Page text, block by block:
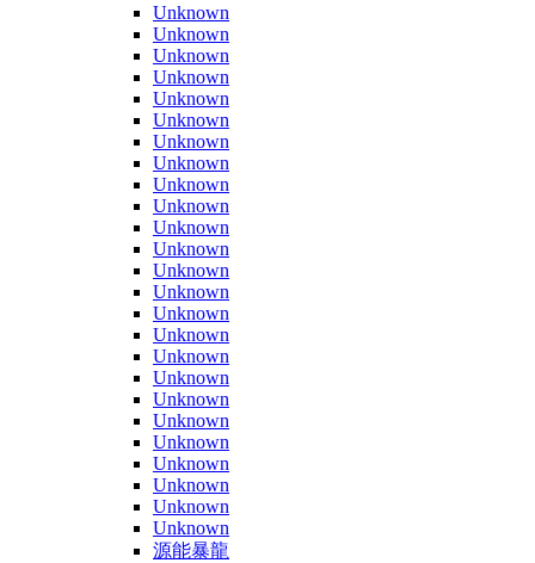
Unknown
Unknown
Unknown
Unknown
Unknown
Unknown
Unknown
Unknown
Unknown
Unknown
Unknown
Unknown
Unknown
Unknown
Unknown
Unknown
Unknown
Unknown
Unknown
Unknown
Unknown
Unknown
Unknown
Unknown
Unknown
源能暴龍